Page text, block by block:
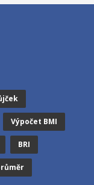
Výpočet BMI
BRI